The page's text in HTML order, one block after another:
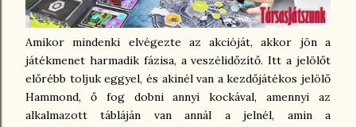
Amikor mindenki elvégezte az akcióját, akkor jön a
játékmenet harmadik fázisa, a veszélidőzítő. Itt a jelölőt
előrébb toljuk eggyel, és akinél van a kezdőjátékos jelölő
Hammond, ő fog dobni annyi kockával, amennyi az
alkalmazott tábláján van annál a jelnél, amin a